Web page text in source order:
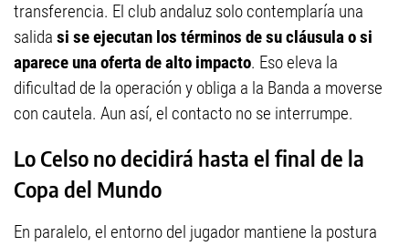
transferencia. El club andaluz solo contemplaría una
salida si se ejecutan los términos de su cláusula o si
aparece una oferta de alto impacto. Eso eleva la
dificultad de la operación y obliga a la Banda a moverse
con cautela. Aun así, el contacto no se interrumpe.
Lo Celso no decidirá hasta el final de la
Copa del Mundo
En paralelo, el entorno del jugador mantiene la postura